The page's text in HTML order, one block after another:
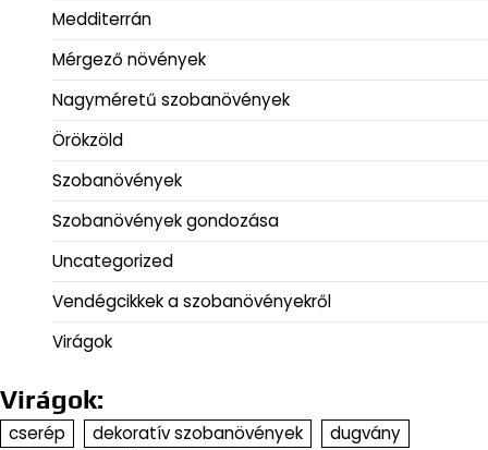
Medditerrán
Mérgező növények
Nagyméretű szobanövények
Örökzöld
Szobanövények
Szobanövények gondozása
Uncategorized
Vendégcikkek a szobanövényekről
Virágok
Virágok:
cserép dekoratív szobanövények
dugvány